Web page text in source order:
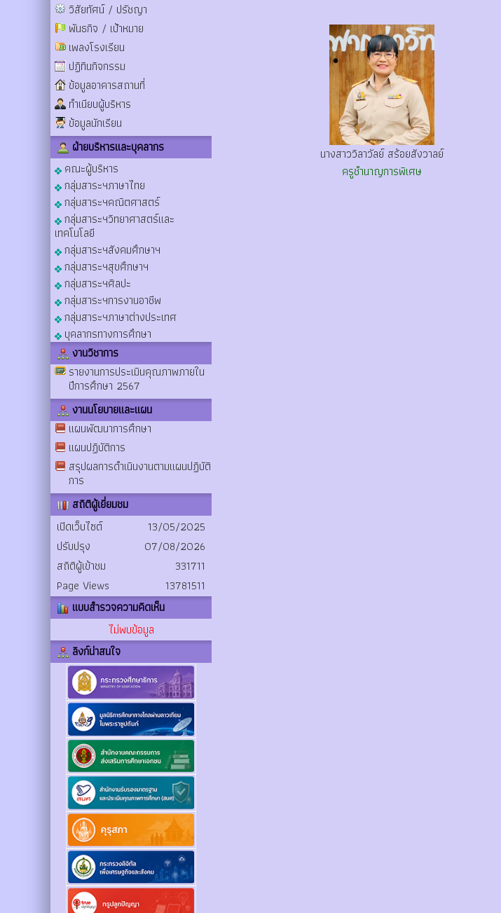
วิสัยทัศน์ / ปรัชญา
พันธกิจ / เป้าหมาย
เพลงโรงเรียน
ปฏิทินกิจกรรม
ข้อมูลอาคารสถานที่
ทำเนียบผู้บริหาร
ข้อมูลนักเรียน
ฝ่ายบริหารและบุคลากร
คณะผู้บริหาร
กลุ่มสาระฯภาษาไทย
กลุ่มสาระฯคณิตศาสตร์
กลุ่มสาระฯวิทยาศาสตร์และ
เทคโนโลยี
กลุ่มสาระฯสังคมศึกษาฯ
กลุ่มสาระฯสุขศึกษาฯ
กลุ่มสาระฯศิลปะ
กลุ่มสาระฯการงานอาชีพ
กลุ่มสาระฯภาษาต่างประเทศ
บุคลากรทางการศึกษา
งานวิชาการ
รายงานการประเมินคุณภาพภายใน
ปีการศึกษา 2567
งานนโยบายและแผน
แผนพัฒนาการศึกษา
แผนปฏิบัติการ
สรุปผลการดำเนินงานตามแผนปฏิบัติ
การ
สถิติผู้เยี่ยมชม
เปิดเว็บไซต์
13/05/2025
ปรับปรุง
07/08/2026
สถิติผู้เข้าชม
331711
Page Views
13781511
แบบสำรวจความคิดเห็น
ไม่พบข้อมูล
ลิงก์น่าสนใจ
นางสาววิลาวัลย์ สร้อยสังวาลย์
ครูชำนาญการพิเศษ